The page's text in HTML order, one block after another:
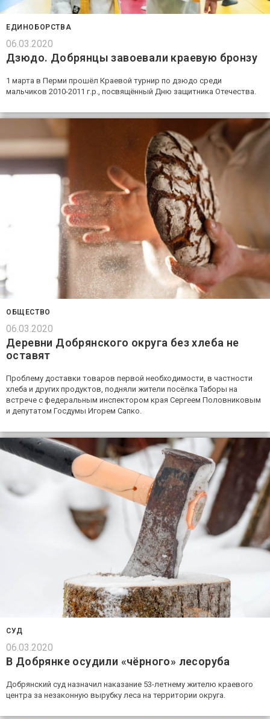
ЕДИНОБОРСТВА
06.03.2020
Дзюдо. Добрянцы завоевали краевую бронзу
1 марта в Перми прошёл Краевой турнир по дзюдо среди
мальчиков 2010-2011 г.р., посвящённый Дню защитника Отечества.
ОБЩЕСТВО
06.03.2020
Деревни Добрянского округа без хлеба не
оставят
Проблему доставки товаров первой необходимости, в частности
хлеба и других продуктов, подняли жители посёлка Таборы на
встрече с федеральным инспектором края Сергеем Половниковым
и депутатом Госдумы Игорем Сапко.
СУД
06.03.2020
В Добрянке осудили «чёрного» лесоруба
Добрянский суд назначил наказание 53-летнему жителю краевого
центра за незаконную вырубку леса на территории округа.